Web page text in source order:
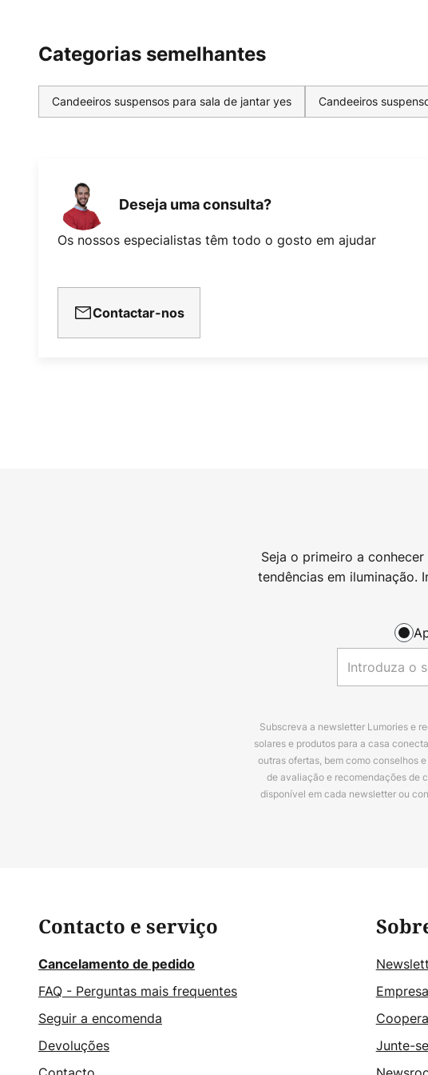
Categorias semelhantes
Candeeiros suspensos para sala de jantar yes Candeeiros
Deseja uma consulta?
Os nossos especialistas têm todo o gosto em ajudar
Contactar-nos
Seja o primeiro a
tendências em iluminação.
Subscreva a newsletter Lumories e
solares e produtos para a casa
outras ofertas, bem como conselhos
de avaliação e recomendações de
disponível em cada newsletter ou
Contacto e serviço
Cancelamento de pedido
FAQ - Perguntas mais frequentes
Seguir a encomenda
Devoluções
Junte-